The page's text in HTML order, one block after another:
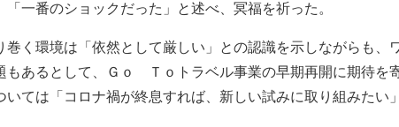
「一番のショックだった」と述べ、冥福を祈った。
く環境は「依然として厳しい」との認識を示しながらも、
もあるとして、Ｇｏ Ｔｏトラベル事業の早期再開に期待を
いては「コロナ禍が終息すれば、新しい試みに取り組みたい